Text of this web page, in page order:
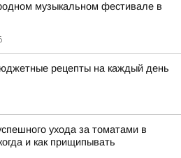
музыкальном фестивале в
рецепты на каждый день
ухода за томатами в
и как прищипывать